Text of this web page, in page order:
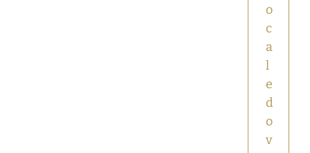
o
c
a
l
e
d
o
v